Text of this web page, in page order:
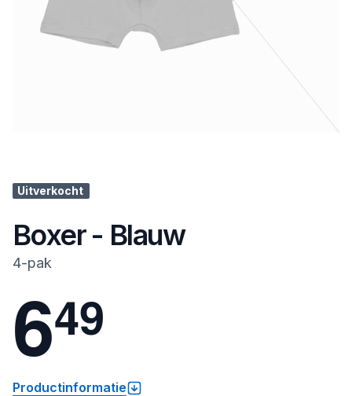
Uitverkocht
Boxer - Blauw
4-pak
649
Productinformatie